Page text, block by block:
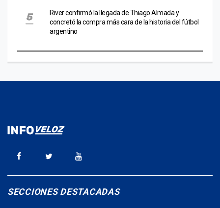
River confirmó la llegada de Thiago Almada y
concretó la compra más cara de la historia del fútbol
argentino
SECCIONES DESTACADAS